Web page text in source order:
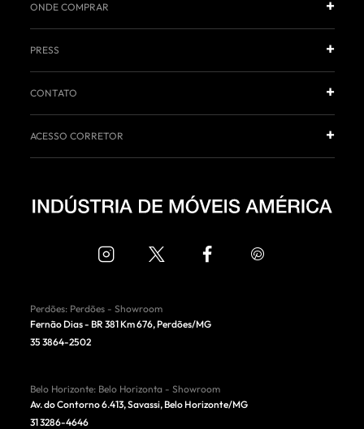
ONDE COMPRAR
PRESS
CONTATO
ACESSO CORRETOR
Perdões: Perdões - Showroom
Fernão Dias - BR 381 Km 676,Perdões/MG
35 3864-2502
Belo Horizonte: Belo Horizonta - Showroom
Av. do Contorno 6.413, Savassi,Belo Horizonte/MG
31 3286-4646